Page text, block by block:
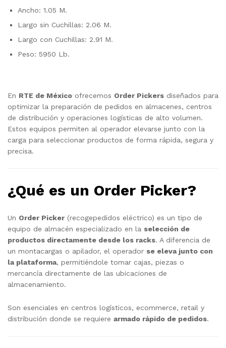
Ancho: 1.05 M.
Largo sin Cuchillas: 2.06 M.
Largo con Cuchillas: 2.91 M.
Peso: 5950 Lb.
En RTE de México ofrecemos Order Pickers diseñados para
optimizar la preparación de pedidos en almacenes, centros
de distribución y operaciones logísticas de alto volumen.
Estos equipos permiten al operador elevarse junto con la
carga para seleccionar productos de forma rápida, segura y
precisa.
¿Qué es un Order Picker?
Un Order Picker (recogepedidos eléctrico) es un tipo de
equipo de almacén especializado en la selección de
productos directamente desde los racks. A diferencia de
un montacargas o apilador, el operador se eleva junto con
la plataforma, permitiéndole tomar cajas, piezas o
mercancía directamente de las ubicaciones de
almacenamiento.
Son esenciales en centros logísticos, ecommerce, retail y
distribución donde se requiere armado rápido de pedidos.